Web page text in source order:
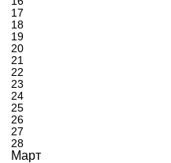
17
18
19
20
21
22
23
24
25
26
27
28
Март